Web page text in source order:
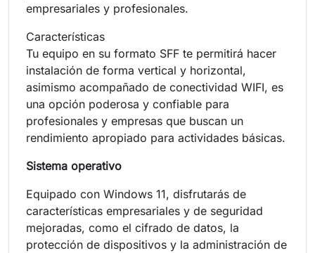
empresariales y profesionales.
Características
Tu equipo en su formato SFF te permitirá hacer
instalación de forma vertical y horizontal,
asimismo acompañado de conectividad WIFI, es
una opción poderosa y confiable para
profesionales y empresas que buscan un
rendimiento apropiado para actividades básicas.
Sistema operativo
Equipado con Windows 11, disfrutarás de
características empresariales y de seguridad
mejoradas, como el cifrado de datos, la
protección de dispositivos y la administración de